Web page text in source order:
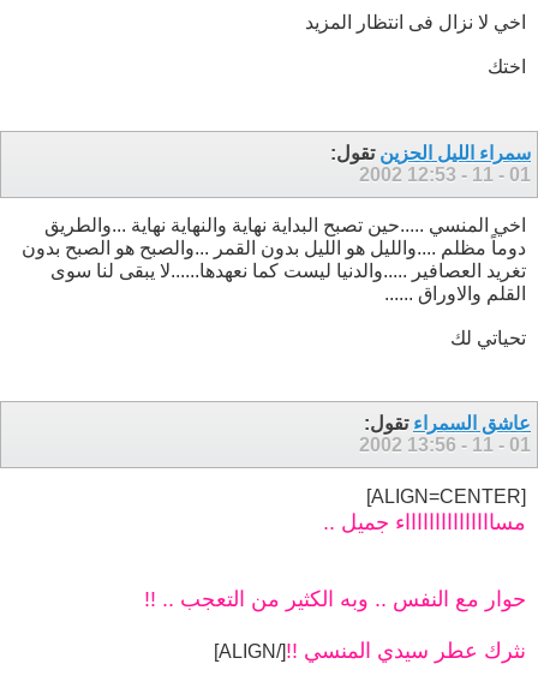
اخي لا نزال فى انتظار المزيد
اختك
سمراء الليل الحزين تقول:
01 - 11 - 2002
12:53
اخي المنسي .....حين تصبح البداية نهاية والنهاية نهاية ...والطريق
دوماً مظلم ....والليل هو الليل بدون القمر ...والصبح هو الصبح بدون
تغريد العصافير .....والدنيا ليست كما نعهدها......لا يبقى لنا سوى
القلم والاوراق ......
تحياتي لك
عاشق السمراء تقول:
01 - 11 - 2002
13:56
[ALIGN=CENTER]
مساااااااااااااااء جميل ..
حوار مع النفس .. وبه الكثير من التعجب .. !!
نثرك عطر سيدي المنسي !![/ALIGN]